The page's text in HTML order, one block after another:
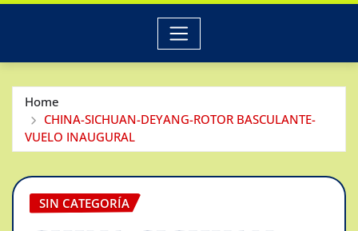
Home
CHINA-SICHUAN-DEYANG-ROTOR BASCULANTE-
VUELO INAUGURAL
SIN CATEGORÍA